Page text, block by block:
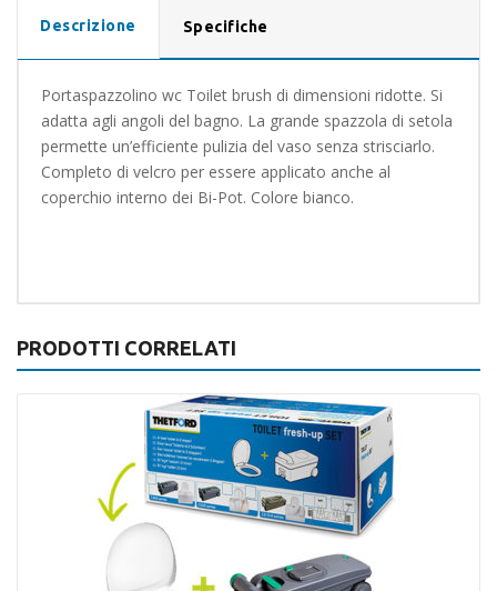
Descrizione Specifiche
Portaspazzolino wc Toilet brush di dimensioni ridotte. Si
adatta agli angoli del bagno. La grande spazzola di setola
permette un’efficiente pulizia del vaso senza strisciarlo.
Completo di velcro per essere applicato anche al
coperchio interno dei Bi-Pot. Colore bianco.
PRODOTTI CORRELATI